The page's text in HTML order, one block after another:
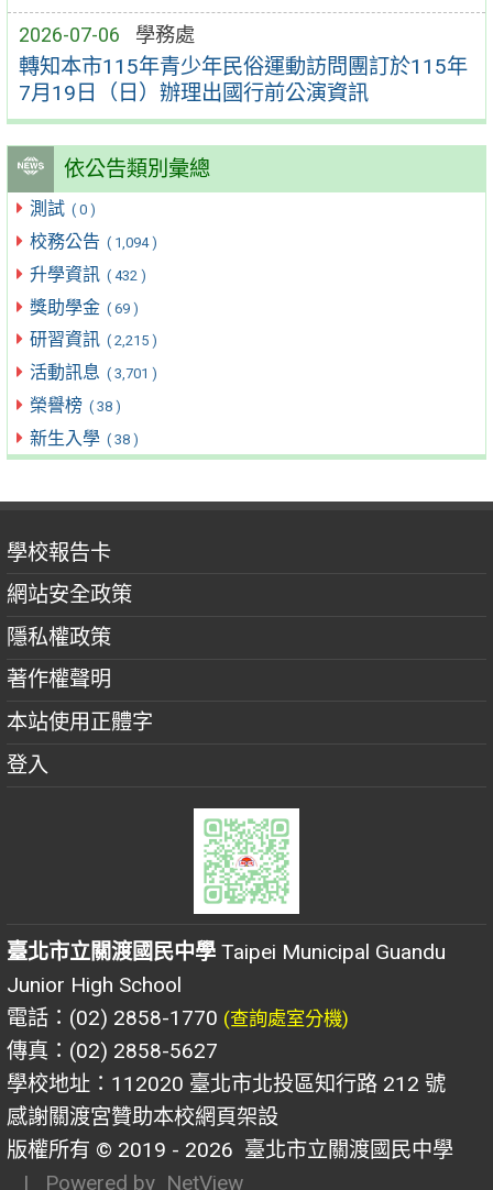
2026-07-06 學務處
轉知本市115年青少年民俗運動訪問團訂於115年
7月19日（日）辦理出國行前公演資訊
依公告類別彙總
測試 ( 0 )
校務公告 ( 1,094 )
升學資訊 ( 432 )
獎助學金 ( 69 )
研習資訊 ( 2,215 )
活動訊息 ( 3,701 )
榮譽榜 ( 38 )
新生入學 ( 38 )
學校報告卡
網站安全政策
隱私權政策
著作權聲明
本站使用正體字
登入
臺北市立關渡國民中學 Taipei Municipal Guandu
Junior High School
電話：(02) 2858-1770 (查詢處室分機)
傳真：(02) 2858-5627
學校地址：112020 臺北市北投區知行路 212 號
感謝關渡宮贊助本校網頁架設
版權所有 © 2019 - 2026 臺北市立關渡國民中學
| Powered by NetView